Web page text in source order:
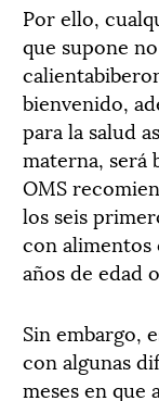
Por ello,
que supone
bienvenido,
para la salud
materna, será
OMS
los seis
con alimentos
años de edad
Sin embargo,
con algunas
meses en que